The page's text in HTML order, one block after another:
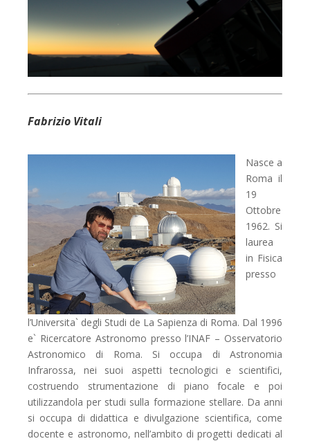
Fabrizio Vitali
Nasce a
Roma il
19
Ottobre
1962. Si
laurea
in Fisica
presso
l’Universita` degli Studi de La Sapienza di Roma. Dal 1996
e` Ricercatore Astronomo presso l’INAF – Osservatorio
Astronomico di Roma. Si occupa di Astronomia
Infrarossa, nei suoi aspetti tecnologici e scientifici,
costruendo strumentazione di piano focale e poi
utilizzandola per studi sulla formazione stellare. Da anni
si occupa di didattica e divulgazione scientifica, come
docente e astronomo, nell’ambito di progetti dedicati al